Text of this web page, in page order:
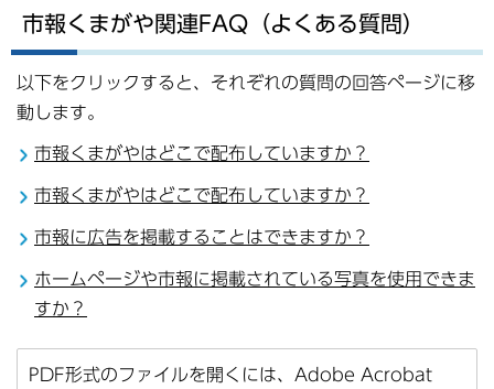
市報くまがや関連FAQ（よくある質問）
以下をクリックすると、それぞれの質問の回答ページに移
動します。
市報くまがやはどこで配布していますか？
市報くまがやはどこで配布していますか？
市報に広告を掲載することはできますか？
ホームページや市報に掲載されている写真を使用できま
すか？
PDF形式のファイルを開くには、Adobe Acrobat